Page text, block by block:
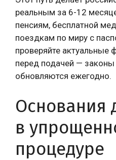
реальным за 6-12
пенсиям, бесплатной
поездкам по миру с
проверяйте
перед подачей — законы
обновляются ежегодно.
Основания
в
процедуре